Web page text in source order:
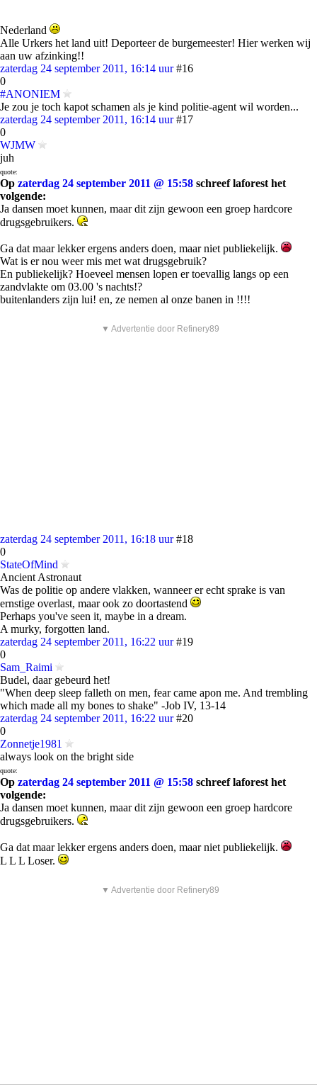
Nederland
Alle Urkers het land uit! Deporteer de burgemeester! Hier werken wij
aan uw afzinking!!
zaterdag 24 september 2011, 16:14 uur #16
0
#ANONIEM
Je zou je toch kapot schamen als je kind politie-agent wil worden...
zaterdag 24 september 2011, 16:14 uur #17
0
WJMW
juh
quote:
Op zaterdag 24 september 2011 @ 15:58 schreef laforest het
volgende:
Ja dansen moet kunnen, maar dit zijn gewoon een groep hardcore
drugsgebruikers.
Ga dat maar lekker ergens anders doen, maar niet publiekelijk.
Wat is er nou weer mis met wat drugsgebruik?
En publiekelijk? Hoeveel mensen lopen er toevallig langs op een
zandvlakte om 03.00 's nachts!?
buitenlanders zijn lui! en, ze nemen al onze banen in !!!!
▼ Advertentie door Refinery89
zaterdag 24 september 2011, 16:18 uur #18
0
StateOfMind
Ancient Astronaut
Was de politie op andere vlakken, wanneer er echt sprake is van
ernstige overlast, maar ook zo doortastend
Perhaps you've seen it, maybe in a dream.
A murky, forgotten land.
zaterdag 24 september 2011, 16:22 uur #19
0
Sam_Raimi
Budel, daar gebeurd het!
"When deep sleep falleth on men, fear came apon me. And trembling
which made all my bones to shake" -Job IV, 13-14
zaterdag 24 september 2011, 16:22 uur #20
0
Zonnetje1981
always look on the bright side
quote:
Op zaterdag 24 september 2011 @ 15:58 schreef laforest het
volgende:
Ja dansen moet kunnen, maar dit zijn gewoon een groep hardcore
drugsgebruikers.
Ga dat maar lekker ergens anders doen, maar niet publiekelijk.
L L L Loser.
▼ Advertentie door Refinery89